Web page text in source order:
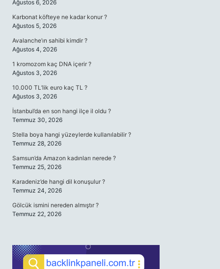
Ağustos 6, 2026
Karbonat köfteye ne kadar konur ?
Ağustos 5, 2026
Avalanche’ın sahibi kimdir ?
Ağustos 4, 2026
1 kromozom kaç DNA içerir ?
Ağustos 3, 2026
10.000 TL’lik euro kaç TL ?
Ağustos 3, 2026
İstanbul’da en son hangi ilçe il oldu ?
Temmuz 30, 2026
Stella boya hangi yüzeylerde kullanılabilir ?
Temmuz 28, 2026
Samsun’da Amazon kadınları nerede ?
Temmuz 25, 2026
Karadeniz’de hangi dil konuşulur ?
Temmuz 24, 2026
Gölcük ismini nereden almıştır ?
Temmuz 22, 2026